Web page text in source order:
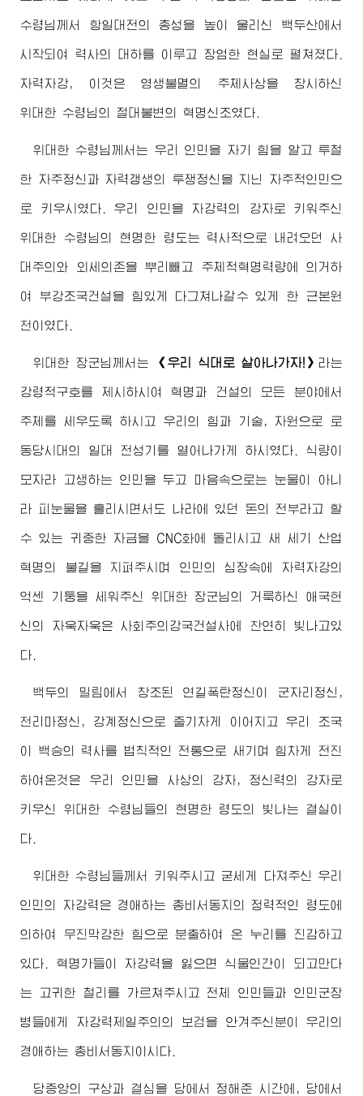
수령님께서 항일대전의 총성을 높이 울리신 백두산에서
시작되여 력사의 대하를 이루고 장엄한 현실로 펼쳐졌다.
자력자강, 이것은 영생불멸의 주체사상을 창시하신
위대한 수령님 의 절대불변의 혁명신조였다.
위대한 수령님께서는 우리 인민을 자기 힘을 알고 투철
한 자주정신과 자력갱생의 투쟁정신을 지닌 자주적인민으
로 키우시였다. 우리 인민을 자강력의 강자로 키워주신
위대한 수령님 의 현명한 령도는 력사적으로 내려오던 사
대주의와 외세의존을 뿌리빼고 주체적혁명력량에 의거하
여 부강조국건설을 힘있게 다그쳐나갈수 있게 한 근본원
천이였다.
위대한 장군님께서 는 《우리 식대로 살아나가자!》라는
강령적구호를 제시하시여 혁명과 건설의 모든 분야에서
주체를 세우도록 하시고 우리의 힘과 기술, 자원으로 로
동당시대의 일대 전성기를 열어나가게 하시였다. 식량이
모자라 고생하는 인민을 두고 마음속으로는 눈물이 아니
라 피눈물을 흘리시면서도 나라에 있던 돈의 전부라고 할
수 있는 귀중한 자금을 CNC화에 돌리시고 새 세기 산업
혁명의 불길을 지펴주시며 인민의 심장속에 자력자강의
억센 기둥을 세워주신 위대한 장군님의 거룩하신 애국헌
신의 자욱자욱은 사회주의강국건설사에 찬연히 빛나고있
다.
백두의 밀림에서 창조된 연길폭탄정신이 군자리정신,
천리마정신, 강계정신으로 줄기차게 이어지고 우리 조국
이 백승의 력사를 법칙적인 전통으로 새기며 힘차게 전진
하여온것은 우리 인민을 사상의 강자, 정신력의 강자로
키우신 위대한 수령님 들의 현명한 령도의 빛나는 결실이
다.
위대한 수령님들께서 키워주시고 굳세게 다져주신 우리
인민의 자강력은 경애하는 총비서동지의 정력적인 령도에
의하여 무진막강한 힘으로 분출하여 온 누리를 진감하고
있다. 혁명가들이 자강력을 잃으면 식물인간이 되고만다
는 고귀한 철리를 가르쳐주시고 전체 인민들과 인민군장
병들에게 자강력제일주의의 보검을 안겨주신분이 우리의
경애하는 총비서동지이시다.
당중앙의 구상과 결심을 당에서 정해준 시간에, 당에서